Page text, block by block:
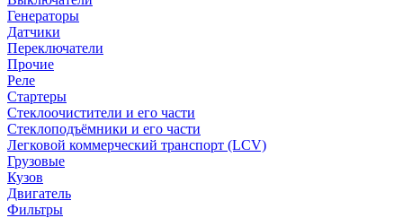
Генераторы
Датчики
Переключатели
Прочие
Реле
Стартеры
Стеклоочистители и его части
Стеклоподъёмники и его части
Легковой коммерческий транспорт (LCV)
Грузовые
Кузов
Двигатель
Фильтры